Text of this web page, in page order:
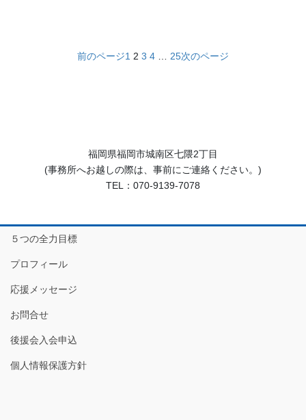
前のページ1 2 3 4 25次のページ
福岡県福岡市城南区七隈2丁目
(事務所へお越しの際は、事前にご連絡ください。)
TEL：070-9139-7078
５つの全力目標
プロフィール
応援メッセージ
お問合せ
後援会入会申込
個人情報保護方針